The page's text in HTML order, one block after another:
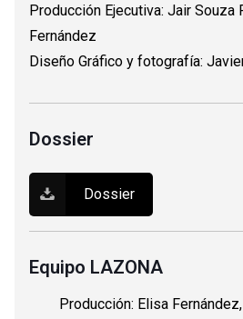
Producción Ejecutiva: Jair Souza
Fernández
Diseño Gráfico y fotografía:
Dossier
Dossier
Equipo LAZONA
Producción: Elisa